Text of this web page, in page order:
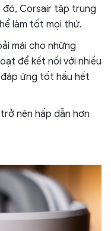
đó, Corsair tập trung
làm tốt mọi thứ.
mái cho những
để kết nối với nhiều
ứng tốt hầu hết
nên hấp dẫn hơn